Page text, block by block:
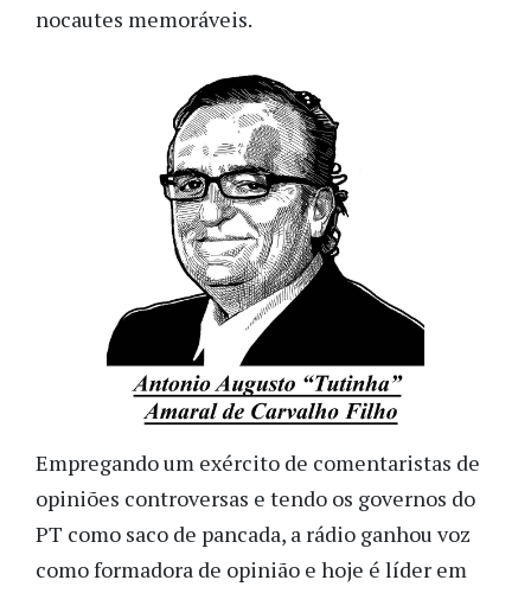
nocautes memoráveis.
Empregando um exército de comentaristas de
opiniões controversas e tendo os governos do
PT como saco de pancada, a rádio ganhou voz
como formadora de opinião e hoje é líder em